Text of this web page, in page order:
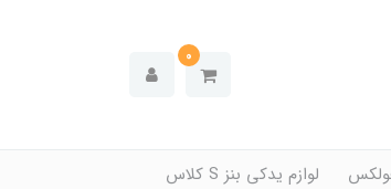
0
لوازم یدکی بنز S کلاس